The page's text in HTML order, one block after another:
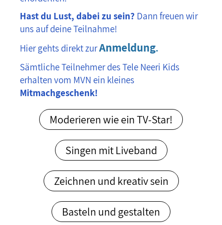
Hast du Lust, dabei zu sein? Dann freuen wir
uns auf deine Teilnahme!
Hier gehts direkt zurAnmeldung.
Sämtliche Teilnehmer des Tele Neeri Kids
erhalten vom MVN ein kleines
Mitmachgeschenk!
Moderieren wie ein TV-Star!
Singen mit Liveband
Zeichnen und kreativ sein
Basteln und gestalten